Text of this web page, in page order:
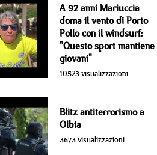
A 92 anni Mariuccia
doma il vento di Porto
Pollo con il windsurf:
"Questo sport mantiene
giovani"
10523 visualizzazioni
Blitz antiterrorismo a
Olbia
3673 visualizzazioni